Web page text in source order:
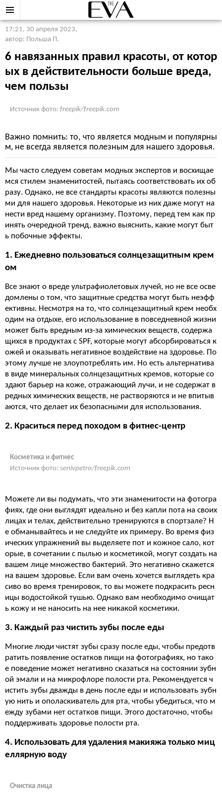
17:21, 30 апреля 2023,
автор: Польша П.
6 навязанных правил красоты, от котор
ых в действительности больше вреда,
чем пользы
Источник фото: freepik/freepik.com
Важно помнить: то, что является модным и популярны
м, не всегда является полезным для нашего здоровья.
Мы часто следуем советам модных экспертов и восхищае
мся стилем знаменитостей, пытаясь соответствовать их об
разу. Однако, не все стандарты красоты являются полезны
ми для нашего здоровья. Некоторые из них даже могут на
нести вред нашему организму. Поэтому, перед тем как пр
инять очередной тренд, важно выяснить, какие могут быт
ь побочные эффекты.
1. Ежедневно пользоваться солнцезащитным крем
ом
Все знают о вреде ультрафиолетовых лучей, но не все осве
домлены о том, что защитные средства могут быть неэфф
ективны. Несмотря на то, что солнцезащитный крем необх
одим на отдыхе, его использование в повседневной жизни
может быть вредным из-за химических веществ, содержа
щихся в продуктах с SPF, которые могут абсорбироваться к
ожей и оказывать негативное воздействие на здоровье. По
этому лучше не злоупотреблять им. Но есть альтернатива
в виде минеральных солнцезащитных кремов, которые со
здают барьер на коже, отражающий лучи, и не содержат в
редных химических веществ, не растворяются и не впитыв
аются, что делает их безопасными для использования.
2. Краситься перед походом в фитнес-центр
Косметика и фитнес
Источник фото: senivpetro/freepik.com
Можете ли вы подумать, что эти знаменитости на фотогра
фиях, где они выглядят идеально и без капли пота на своих
лицах и телах, действительно тренируются в спортзале? Н
е обманывайтесь и не следуйте их примеру. Во время физ
ических упражнений вы выделяете пот и кожное сало, кот
орые, в сочетании с пылью и косметикой, могут создать на
вашем лице множество бактерий. Это негативно скажется
на вашем здоровье. Если вам очень хочется выглядеть кра
сиво во время тренировок, то вы можете подкрасить ресн
ицы водостойкой тушью. Однако вам необходимо очищат
ь кожу и не наносить на нее никакой косметики.
3. Каждый раз чистить зубы после еды
Многие люди чистят зубы сразу после еды, чтобы предотв
ратить появление остатков пищи на фотографиях, но тако
е поведение может негативно сказаться на состоянии зубн
ой эмали и на микрофлоре полости рта. Рекомендуется ч
истить зубы дважды в день после еды и использовать зубн
ую нить и ополаскиватель для рта, чтобы убедиться, что м
ежду зубами нет остатков пищи. Этого достаточно, чтобы
поддерживать здоровье полости рта.
4. Использовать для удаления макияжа только миц
еллярную воду
Очистка лица